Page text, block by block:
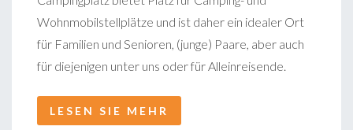
Wohnmobilstellplätze und ist daher ein idealer Ort
für Familien und Senioren, (junge) Paare, aber auch
für diejenigen unter uns oder für Alleinreisende.
LESEN SIE MEHR